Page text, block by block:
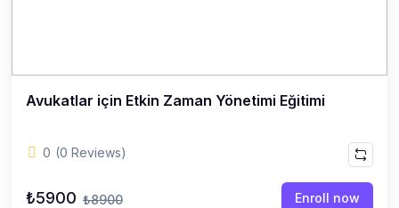
Avukatlar için Etkin Zaman Yönetimi Eğitimi
0 (0 Reviews)
₺5900 ₺8900 Enroll now